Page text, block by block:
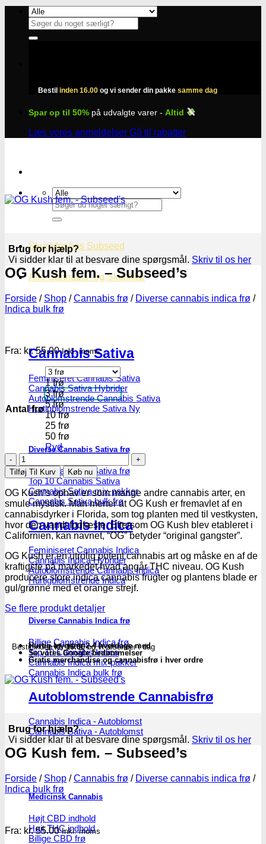
Fortsæt
indhold
Søg
efter:
Bestil inden 16.00 og vi sender din pakke samme dag
Spar op til 50% på udvalgte varer - Altid
Læs vores anmeldelser Gå til rabatter
Søg
efter:
Skunkfrø hos Subseed
Alle Cannabis -og Skunkfrø
Cannabis Sativa
Feminiseret Cannabis Sativa
Cannabis Sativa Hybrider
Autoblomstrende Cannabis Sativa
Hurtigblomstrende Sativa
Diverse Cannabis Sativa frø
Billige Cannabis Sativa frø
Top 10 Cannabis Sativa
Cannabis Sativa mix-pakker
Cannabis Sativa bulk frø
Cannabis Indica
Feminiseret Cannabis Indica
Cannabis Indica Hybrider
Autoblomstrende Cannabis Indica
Hurtigblomstrende Indica
Diverse Cannabis Indica frø
Billige Cannabis Indica frø
Top 10 Cannabis Indica
Cannabis Indica mix-pakker
Cannabis Indica bulk frø
Autoblomstrende Cannabisfrø
Cannabis Indica - Autoblomst
Cannabis Sativa - Autoblomst
Medicinsk Cannabis
Højt CBD indhold
Højt THC indhold
Billige CBD frø
Brug for hjælp?
Vi sidder klar til at besvare dine spørgsmål. Skriv til os her
OG Kush fem. – Subseed’s
Forside / Shop / Cannabis frø / Diverse cannabis indica frø /
Indica bulk frø
Fra: kr.55.00 Inkl. moms
Antal frø
1 frø
3 frø
5 frø
10 frø
25 frø
50 frø
Ryd
OG
Kush
fem.
Subseed's
antal
Tilføj Til Kurv Køb nu
OG Kush’s ophav er som mange andre cannabis arter, en
smule mystisk. Man mener at OG Kush er fremavlet af en
cannabisdyrker i Florida, som tog planten med til vestkysten,
hvor den vandt fodfæste. Eftersom OG Kush blev etableret i
Californien, kan navnet, “OG” betyder “original gangster”.
OG Kush er en utrolig potent cannabis art og måske en af de
kraftigste på markedet hvad angår THC niveau. OG Kush
producere store indica cannabis frugter og plantens blade er
gul/grønne med et orange strejf.
Se flere produkt detaljer
Bestil indenkl. 16.00og vi afsender i dag
Hurtig levering 2-4 hverdage med
Se vores Google bedømmelser
Gratis merchandise og cannabisfrø i hver ordre
Brug for hjælp?
Vi sidder klar til at besvare dine spørgsmål. Skriv til os her
OG Kush fem. – Subseed’s
Forside / Shop / Cannabis frø / Diverse cannabis indica frø /
Indica bulk frø
Fra: kr.55.00 Inkl. moms